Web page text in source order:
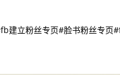
建立粉丝专页#脸书粉丝专页